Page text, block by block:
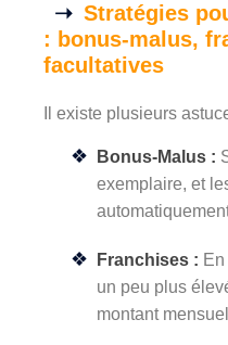
Stratégies
: bonus-malus,
facultatives
Il existe plusieurs
Bonus-Malus :
exemplaire, et
Franchises :
un peu plus
montant